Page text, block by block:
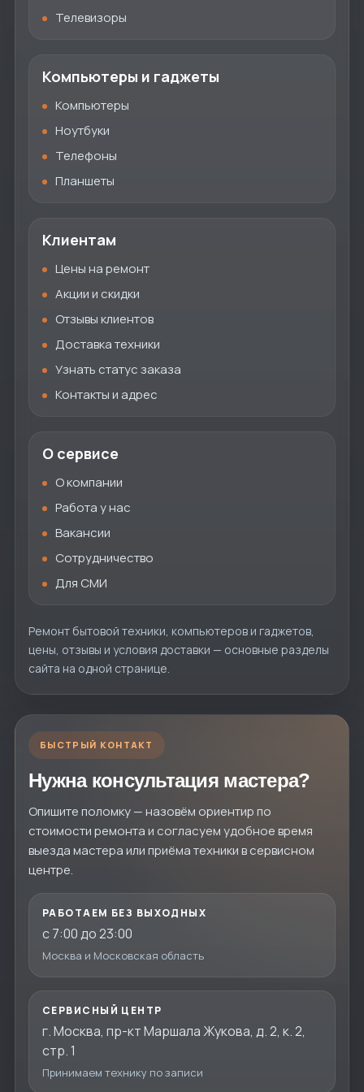
Телевизоры
Компьютеры и гаджеты
Компьютеры
Ноутбуки
Телефоны
Планшеты
Клиентам
Цены на ремонт
Акции и скидки
Отзывы клиентов
Доставка техники
Узнать статус заказа
Контакты и адрес
О сервисе
О компании
Работа у нас
Вакансии
Сотрудничество
Для СМИ
Ремонт бытовой техники, компьютеров и гаджетов,
цены, отзывы и условия доставки — основные разделы
сайта на одной странице.
БЫСТРЫЙ КОНТАКТ
Нужна консультация мастера?
Опишите поломку — назовём ориентир по
стоимости ремонта и согласуем удобное время
выезда мастера или приёма техники в сервисном
центре.
РАБОТАЕМ БЕЗ ВЫХОДНЫХ
с 7:00 до 23:00
Москва и Московская область
СЕРВИСНЫЙ ЦЕНТР
г. Москва, пр-кт Маршала Жукова, д. 2, к. 2,
стр. 1
Принимаем технику по записи